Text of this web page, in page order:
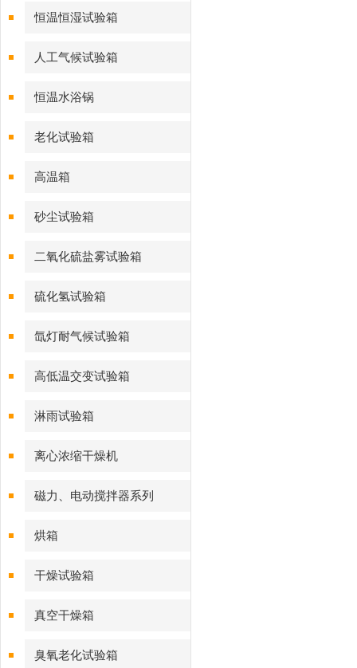
恒温恒湿试验箱
人工气候试验箱
恒温水浴锅
老化试验箱
高温箱
砂尘试验箱
二氧化硫盐雾试验箱
硫化氢试验箱
氙灯耐气候试验箱
高低温交变试验箱
淋雨试验箱
离心浓缩干燥机
磁力、电动搅拌器系列
烘箱
干燥试验箱
真空干燥箱
臭氧老化试验箱